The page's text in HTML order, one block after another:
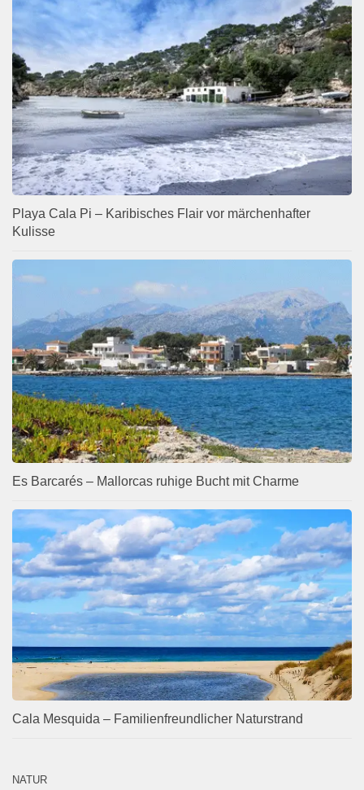
Playa Cala Pi – Karibisches Flair vor märchenhafter
Kulisse
Es Barcarés – Mallorcas ruhige Bucht mit Charme
Cala Mesquida – Familienfreundlicher Naturstrand
NATUR